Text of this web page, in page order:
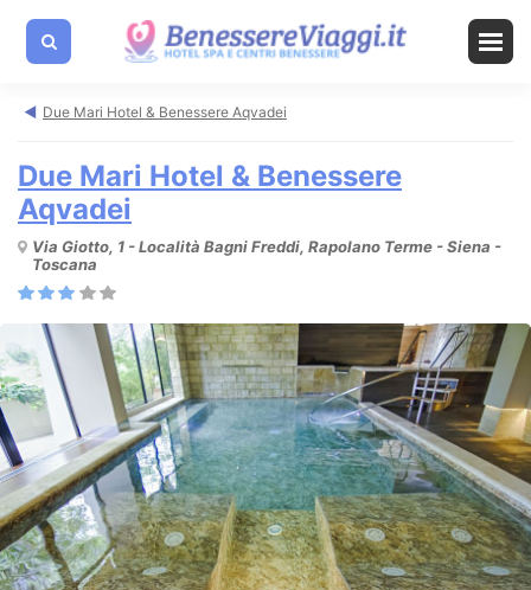
Due Mari Hotel & Benessere Aqvadei
Due Mari Hotel & Benessere
Aqvadei
Via Giotto, 1 - Località Bagni Freddi, Rapolano Terme - Siena -
Toscana